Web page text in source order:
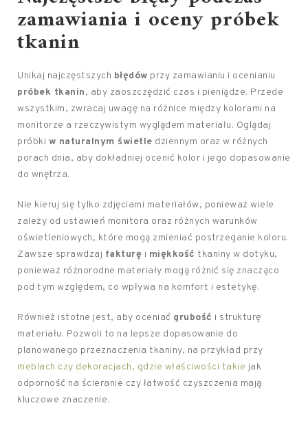
zamawiania i oceny próbek
tkanin
Unikaj najczęstszych błędów przy zamawianiu i ocenianiu
próbek tkanin, aby zaoszczędzić czas i pieniądze. Przede
wszystkim, zwracaj uwagę na różnice między kolorami na
monitorze a rzeczywistym wyglądem materiału. Oglądaj
próbki w naturalnym świetle dziennym oraz w różnych
porach dnia, aby dokładniej ocenić kolor i jego dopasowanie
do wnętrza.
Nie kieruj się tylko zdjęciami materiałów, ponieważ wiele
zależy od ustawień monitora oraz różnych warunków
oświetleniowych, które mogą zmieniać postrzeganie koloru.
Zawsze sprawdzaj fakturę i miękkość tkaniny w dotyku,
ponieważ różnorodne materiały mogą różnić się znacząco
pod tym względem, co wpływa na komfort i estetykę.
Również istotne jest, aby oceniać grubość i strukturę
materiału. Pozwoli to na lepsze dopasowanie do
planowanego przeznaczenia tkaniny, na przykład przy
meblach czy dekoracjach, gdzie właściwości takie jak
odporność na ścieranie czy łatwość czyszczenia mają
kluczowe znaczenie.